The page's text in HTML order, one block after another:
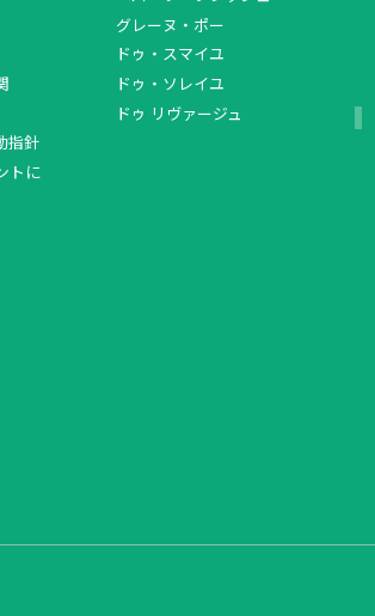
指針
トに
グレーヌ・ポー
ドゥ・スマイユ
ドゥ・ソレイユ
ドゥ リヴァージュ